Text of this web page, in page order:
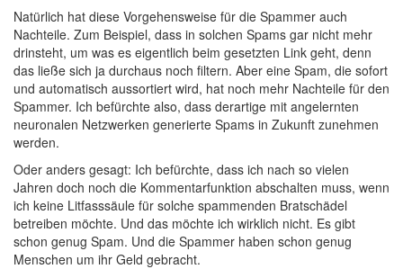
Natürlich hat diese Vorgehensweise für die Spammer auch
Nachteile. Zum Beispiel, dass in solchen Spams gar nicht mehr
drinsteht, um was es eigentlich beim gesetzten Link geht, denn
das ließe sich ja durchaus noch filtern. Aber eine Spam, die sofort
und automatisch aussortiert wird, hat noch mehr Nachteile für den
Spammer. Ich befürchte also, dass derartige mit angelernten
neuronalen Netzwerken generierte Spams in Zukunft zunehmen
werden.
Oder anders gesagt: Ich befürchte, dass ich nach so vielen
Jahren doch noch die Kommentarfunktion abschalten muss, wenn
ich keine Litfasssäule für solche spammenden Bratschädel
betreiben möchte. Und das möchte ich wirklich nicht. Es gibt
schon genug Spam. Und die Spammer haben schon genug
Menschen um ihr Geld gebracht.